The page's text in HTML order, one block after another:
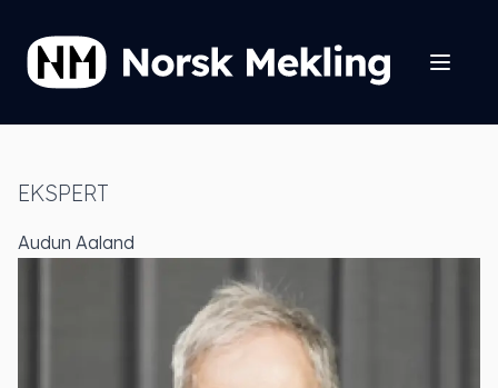
EKSPERT
Audun Aaland